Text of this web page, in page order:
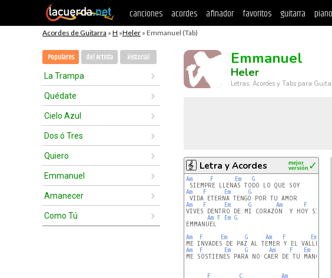
canciones acordes afinador favoritos guitarra piano
Acordes de Guitarra » H »Heler » Emmanuel (Tab)
Populares del Artista Historial
La Trampa
Quédate
Cielo Azul
Dos ó Tres
Quiero
Emmanuel
Amanecer
Como Tú
Emmanuel
Heler
Letras, Acordes y Tabs para
Letra y Acordes ✓
mejor
versión
Am F Em
G
Am
F Em
G
Am
F Em G Am F
VIVES DENTRO DE MI CORAZON  Y HOY
Am F Em G
EMMANUEL
Am
F Em G Am F Em
Am
F Em G Am F Em
ME SOSTIENES PARA NO CAER DE TU MANO
F C
Am